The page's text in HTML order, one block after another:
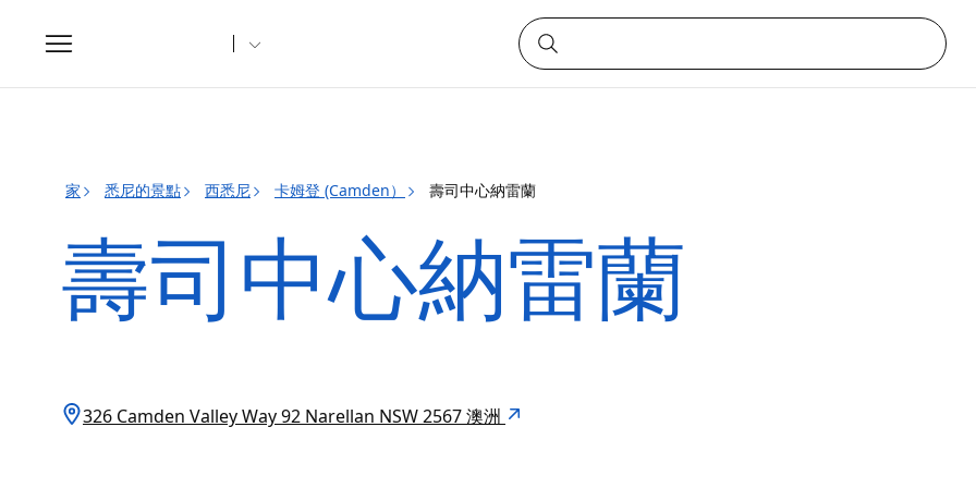
Toggle
navigation
家 悉尼的景點 西悉尼 卡姆登 (Camden） 壽司中心納雷蘭
壽司中心納雷蘭
326 Camden Valley Way 92 Narellan NSW 2567 澳洲